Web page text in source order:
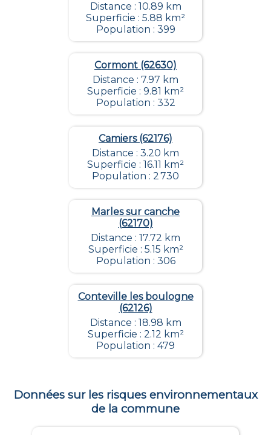
Distance : 10.89 km
Superficie : 5.88 km²
Population : 399
Cormont (62630)
Distance : 7.97 km
Superficie : 9.81 km²
Population : 332
Camiers (62176)
Distance : 3.20 km
Superficie : 16.11 km²
Population : 2 730
Marles sur canche
(62170)
Distance : 17.72 km
Superficie : 5.15 km²
Population : 306
Conteville les boulogne
(62126)
Distance : 18.98 km
Superficie : 2.12 km²
Population : 479
Données sur les risques environnementaux
de la commune